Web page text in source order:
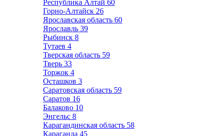
Республика Алтай 60
Горно-Алтайск 26
Ярославская область 60
Ярославль 39
Рыбинск 8
Тутаев 4
Тверская область 59
Тверь 33
Торжок 4
Осташков 3
Саратовская область 59
Саратов 16
Балаково 10
Энгельс 8
Карагандинская область 58
Караганда 45